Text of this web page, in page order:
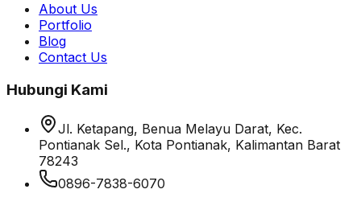
About Us
Portfolio
Blog
Contact Us
Hubungi Kami
Jl. Ketapang, Benua Melayu Darat, Kec.
Pontianak Sel., Kota Pontianak, Kalimantan Barat
78243
0896-7838-6070